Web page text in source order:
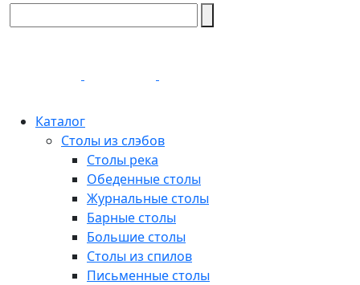
Каталог
Столы из слэбов
Столы река
Обеденные столы
Журнальные столы
Барные столы
Большие столы
Столы из спилов
Письменные столы